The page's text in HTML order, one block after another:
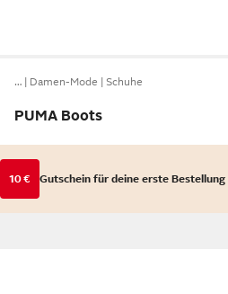
… Damen-Mode Schuhe
PUMA Boots
10 € Gutschein für deine erste Bestellung